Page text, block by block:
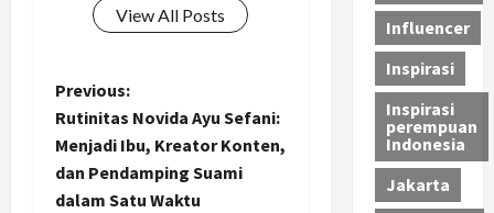
View All Posts
P
o
s
Previous:
Rutinitas Novida Ayu Sefani:
Menjadi Ibu, Kreator Konten,
dan Pendamping Suami
dalam Satu Waktu
Influencer
Inspirasi
Inspirasi
perempuan
Indonesia
Jakarta